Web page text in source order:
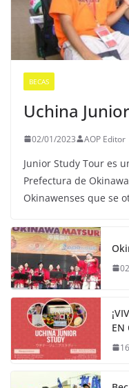
BECAS
Uchina
02/01/2023 AOP Editor
Junior Study Tour es
Prefectura de
Okinawenses que se
EN